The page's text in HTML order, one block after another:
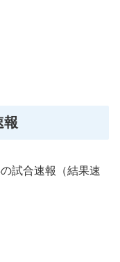
報
試合速報（結果速